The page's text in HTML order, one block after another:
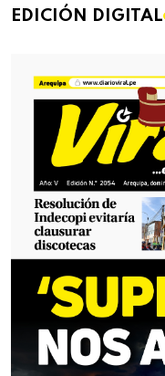
EDICIÓN DIGITAL